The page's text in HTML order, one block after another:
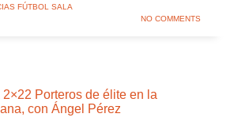
FÚTBOL SALA
NO COMMENTS
Porteros de élite en la
con Ángel Pérez